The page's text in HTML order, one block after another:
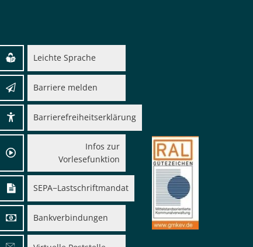
Leichte Sprache
Barriere melden
Barrierefreiheitserklärung
Infos zur
Vorlesefunktion
SEPA−Lastschriftmandat
Bankverbindungen